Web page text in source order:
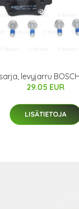
levyjarru
29.05 EUR
LISÄTIETOJA